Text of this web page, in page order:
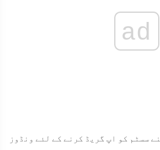
ad
سسٹم کو اپ گریڈ کرنے کے لئے ونڈوز